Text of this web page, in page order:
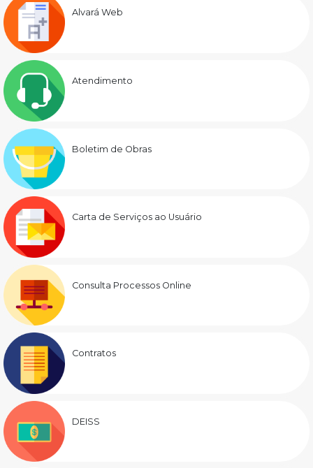
Alvará Web
Atendimento
Boletim de Obras
Carta de Serviços ao Usuário
Consulta Processos Online
Contratos
DEISS